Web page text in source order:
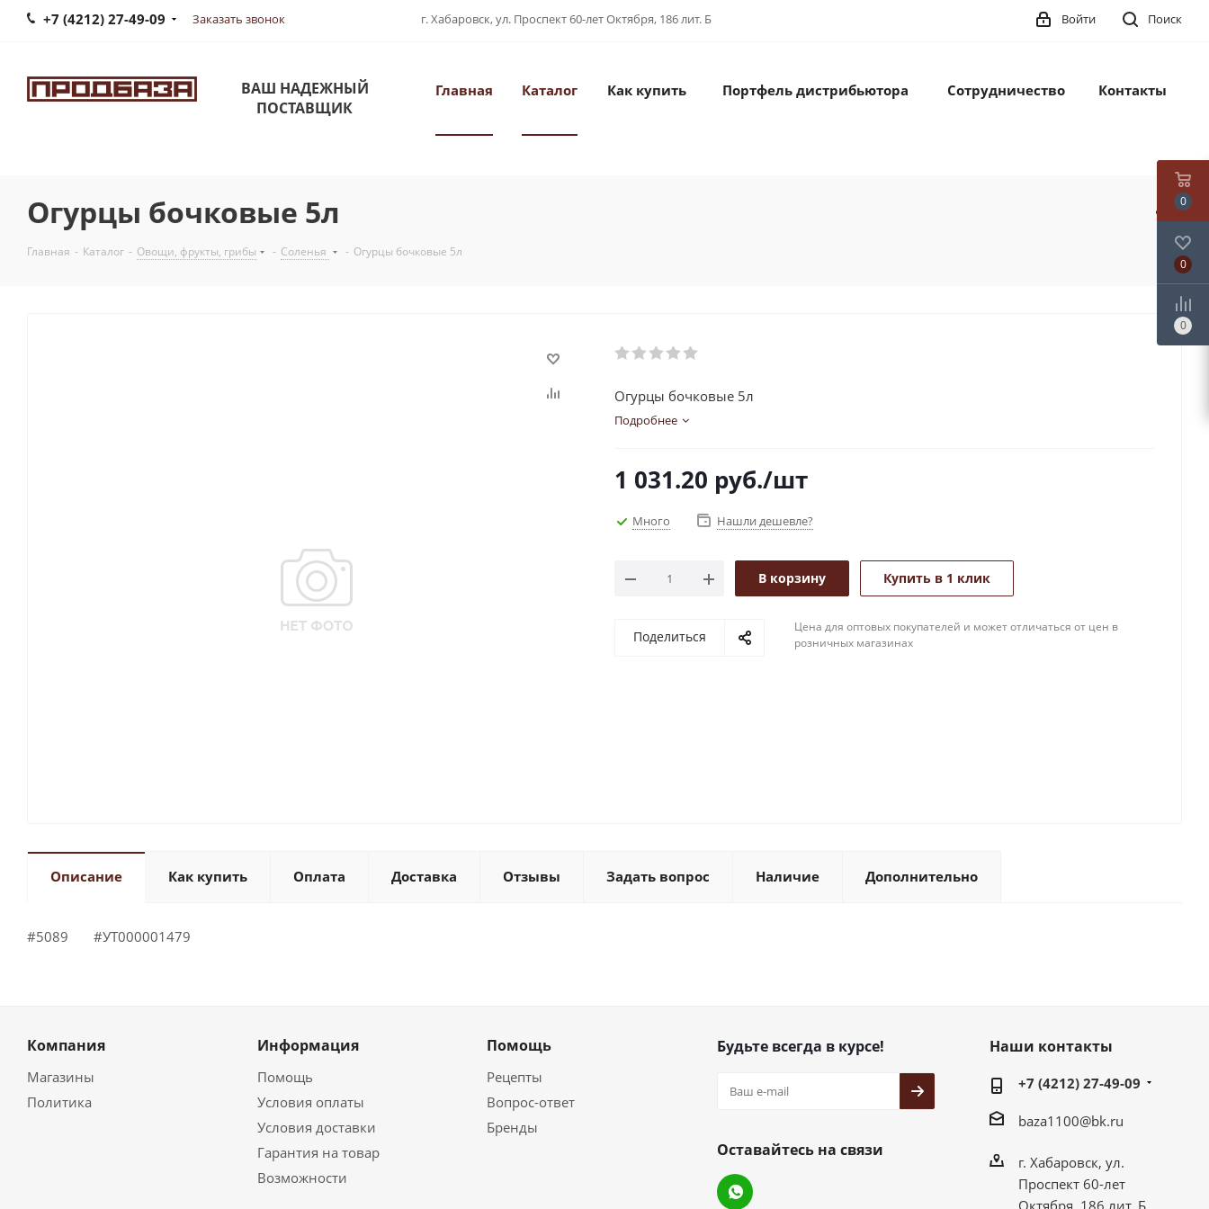
+7 (4212) 27-49-09 Заказать звонок г. Хабаровск, ул. Проспект 60-лет Октября, 186 лит. Б Поиск
Войти
ВАШ НАДЕЖНЫЙ
ПОСТАВЩИК
Главная Каталог Как купить Портфель дистрибьютора Сотрудничество Контакты
Огурцы бочковые 5л
Главная - Каталог - Овощи, фрукты, грибы - Соленья - Огурцы бочковые 5л
Огурцы бочковые 5л
Подробнее
1 031.20 руб./шт
Много Нашли дешевле?
В корзину Купить в 1 клик
Поделиться
Цена для оптовых покупателей и может отличаться от цен в
розничных магазинах
Описание Как купить Оплата Доставка Отзывы Задать вопрос Наличие Дополнительно
#5089 #УТ000001479
Компания
Магазины
Политика
Информация
Помощь
Условия оплаты
Условия доставки
Гарантия на товар
Возможности
Помощь
Рецепты
Вопрос-ответ
Бренды
Будьте всегда в курсе!
Оставайтесь на связи
Наши контакты
+7 (4212) 27-49-09
baza1100@bk.ru
г. Хабаровск, ул.
Проспект 60-лет
Октября, 186 лит. Б
0
0
0